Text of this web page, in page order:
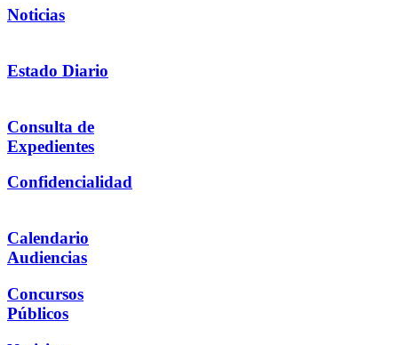
Noticias
Estado Diario
Consulta de
Expedientes
Confidencialidad
Calendario
Audiencias
Concursos
Públicos